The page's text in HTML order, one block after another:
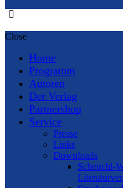
Close
Home
Programm
Autoren
Der Verlag
Partnershop
Service
Presse
Links
Downloads
Scheuchl-